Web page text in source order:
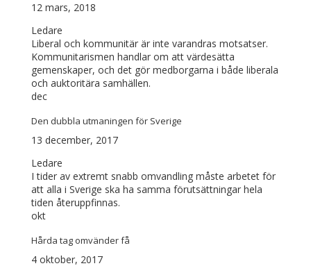
12 mars, 2018
Ledare
Liberal och kommunitär är inte varandras motsatser.
Kommunitarismen handlar om att värdesätta
gemenskaper, och det gör medborgarna i både liberala
och auktoritära samhällen.
dec
Den dubbla utmaningen för Sverige
13 december, 2017
Ledare
I tider av extremt snabb omvandling måste arbetet för
att alla i Sverige ska ha samma förutsättningar hela
tiden återuppfinnas.
okt
Hårda tag omvänder få
4 oktober, 2017